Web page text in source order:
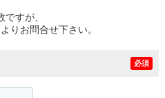
ですが、
りお問合せ下さい。
必須